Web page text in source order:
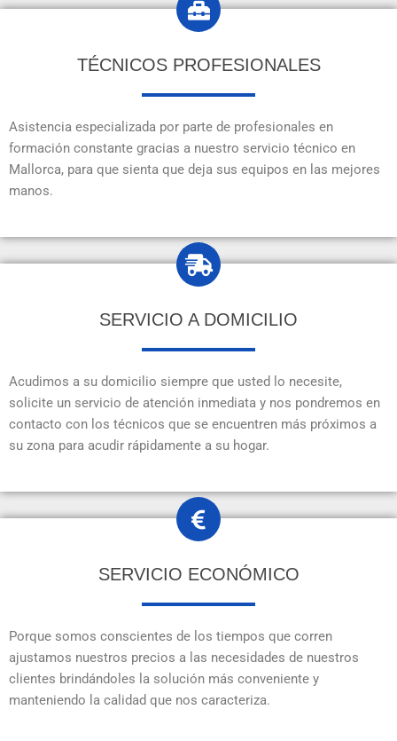
TÉCNICOS PROFESIONALES
Asistencia especializada por parte de profesionales en
formación constante gracias a nuestro servicio técnico en
Mallorca, para que sienta que deja sus equipos en las mejores
manos.
SERVICIO A DOMICILIO
Acudimos a su domicilio siempre que usted lo necesite,
solicite un servicio de atención inmediata y nos pondremos en
contacto con los técnicos que se encuentren más próximos a
su zona para acudir rápidamente a su hogar.
SERVICIO ECONÓMICO
Porque somos conscientes de los tiempos que corren
ajustamos nuestros precios a las necesidades de nuestros
clientes brindándoles la solución más conveniente y
manteniendo la calidad que nos caracteriza.